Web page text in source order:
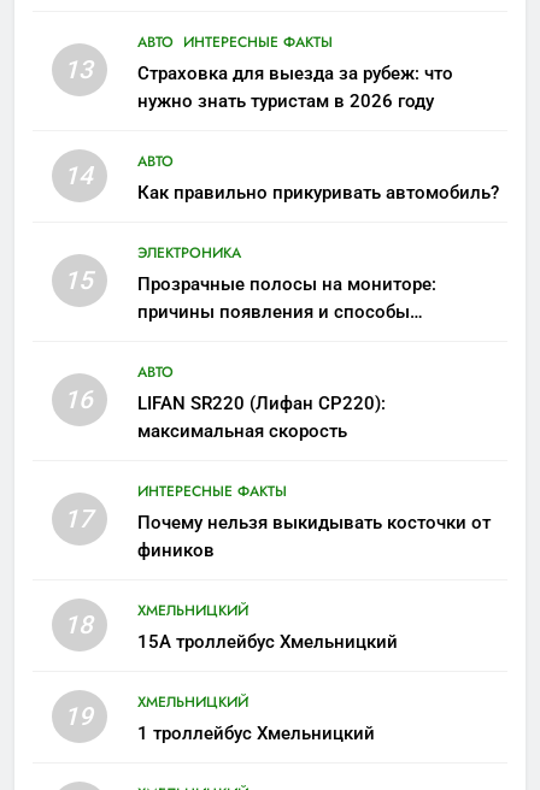
13
АВТО ИНТЕРЕСНЫЕ ФАКТЫ
Страховка для выезда за рубеж: что
нужно знать туристам в 2026 году
14
АВТО
Как правильно прикуривать автомобиль?
15
ЭЛЕКТРОНИКА
Прозрачные полосы на мониторе:
причины появления и способы
16
АВТО
LIFAN SR220 (Лифан СР220):
максимальная скорость
17
ИНТЕРЕСНЫЕ ФАКТЫ
Почему нельзя выкидывать косточки от
фиников
18
ХМЕЛЬНИЦКИЙ
15А троллейбус Хмельницкий
19
ХМЕЛЬНИЦКИЙ
1 троллейбус Хмельницкий